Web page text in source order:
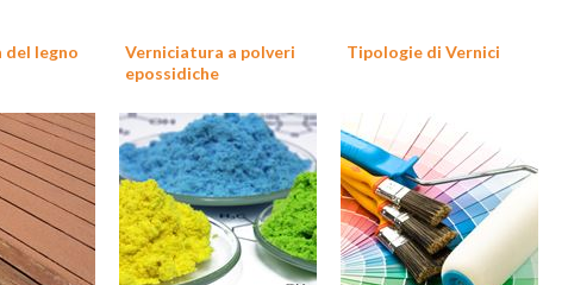
legno
Verniciatura a polveri
epossidiche
Tipologie di Vernici